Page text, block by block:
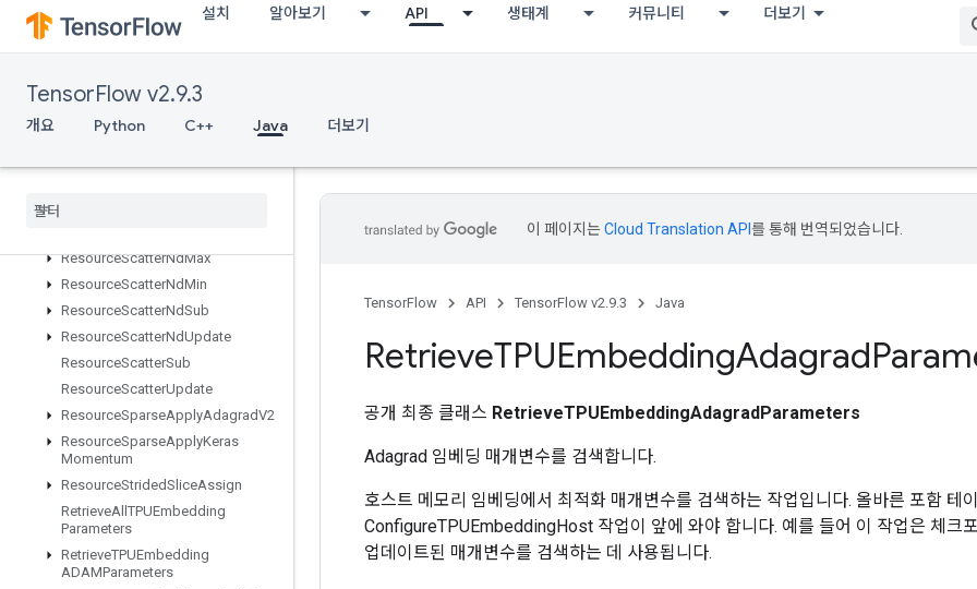
설치 알아보기 API 생태계 커뮤니티 더보기
TensorFlow v2.9.3
개요 Python C++ Java 더보기
ResourceCountUpTo
ResourceGather
ResourceScatterAdd
ResourceScatterDiv
ResourceScatterNdMax
ResourceScatterNdMin
ResourceScatterNdSub
ResourceScatterNdUpdate
ResourceScatterSub
ResourceScatterUpdate
ResourceSparseApplyAdagradV2
ResourceSparseApplyKeras
Momentum
ResourceStridedSliceAssign
RetrieveAll TPUEmbedding
Parameters
RetrieveTPUEmbedding
ADAMParameters
이 페이지는Cloud Translation API 를 통해 번역되었습니다.
TensorFlow API TensorFlow v2.9.3 Java
RetrieveTPUEmbeddingAdagrad
공개 최종 클래스 RetrieveTPUEmbeddingAdagradParameters
Adagrad 임베딩 매개변수를 검색합니다.
호스트 메모리 임베딩에서 최적화 매개변수를 검색하는 작업입니다. 올바른 포함 테
ConfigureTPUEmbeddingHost 작업이 앞에 와야 합니다. 예를 들어 이 작업은 체크
업데이트된 매개변수를 검색하는 데 사용됩니다.